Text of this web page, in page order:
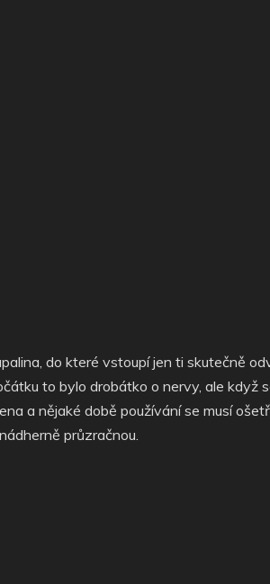
do které vstoupí jen ti skutečně
to bylo drobátko o nervy, ale když
a nějaké době používání se musí
průzračnou.